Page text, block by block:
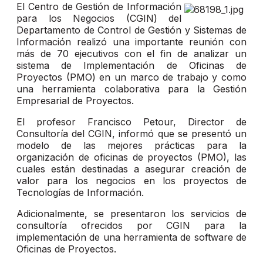
El Centro de Gestión de Información
para los Negocios (CGIN) del
Departamento de Control de Gestión y Sistemas de
Información realizó una importante reunión con
más de 70 ejecutivos con el fin de analizar un
sistema de Implementación de Oficinas de
Proyectos (PMO) en un marco de trabajo y como
una herramienta colaborativa para la Gestión
Empresarial de Proyectos.
El profesor Francisco Petour, Director de
Consultoría del CGIN, informó que se presentó un
modelo de las mejores prácticas para la
organización de oficinas de proyectos (PMO), las
cuales están destinadas a asegurar creación de
valor para los negocios en los proyectos de
Tecnologías de Información.
Adicionalmente, se presentaron los servicios de
consultoría ofrecidos por CGIN para la
implementación de una herramienta de software de
Oficinas de Proyectos.